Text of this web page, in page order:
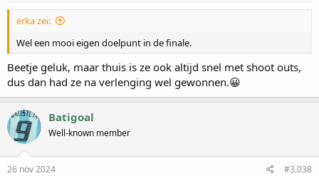
e
n
erka zei:
Wel een mooi eigen doelpunt in de finale.
Beetje geluk, maar thuis is ze ook altijd snel met shoot outs,
dus dan had ze na verlenging wel gewonnen.😀
Batigoal
Well-known member
26 nov 2024 #3.038